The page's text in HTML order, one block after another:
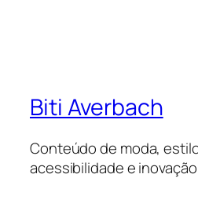
Biti Averbach
Conteúdo de moda,
acessibilidade e inovação